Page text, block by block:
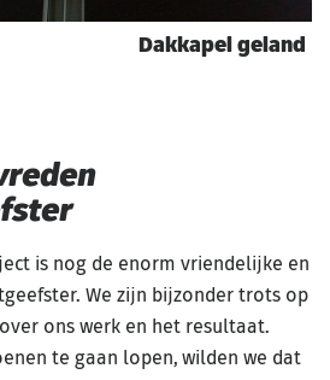
Dakkapel geland
is nog de enorm vriendelijke en
We zijn bijzonder trots op
ons werk en het resultaat.
te gaan lopen, wilden we dat